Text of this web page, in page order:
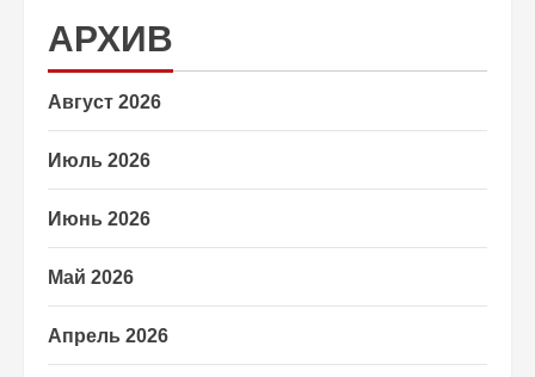
АРХИВ
Август 2026
Июль 2026
Июнь 2026
Май 2026
Апрель 2026